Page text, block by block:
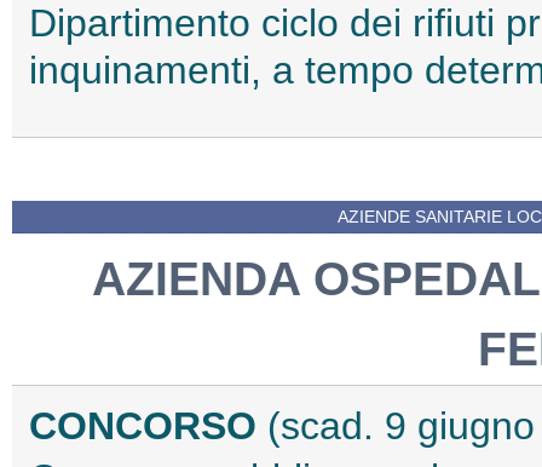
Dipartimento ciclo dei rifiuti
inquinamenti, a tempo
AZIENDE SANITARIE
AZIENDA
CONCORSO (scad. 9